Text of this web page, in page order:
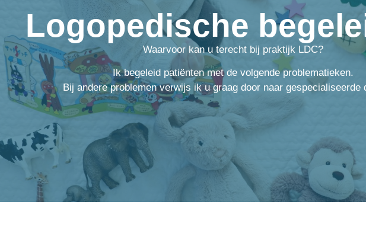
Logopedische
Waarvoor kan u terecht bij praktijk LDC?
Ik begeleid patiënten met de volgende problematieken.
Bij andere problemen verwijs ik u graag door naar gespecialiseerde